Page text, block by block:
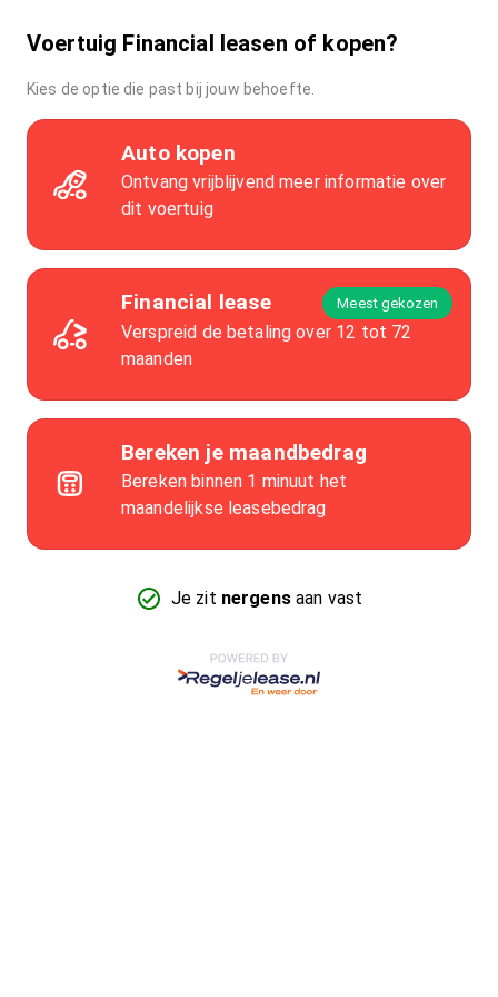
Voertuig Financial leasen of kopen?
Kies de optie die past bij jouw behoefte.
Auto kopen
Ontvang vrijblijvend meer informatie over
dit voertuig
Financial lease Meest gekozen
Verspreid de betaling over 12 tot 72
maanden
Bereken je maandbedrag
Bereken binnen 1 minuut het
maandelijkse leasebedrag
Je zit nergensaan vast